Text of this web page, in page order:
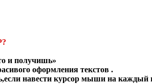
и получишь»
оформления текстов .
навести курсор мыши на каждый